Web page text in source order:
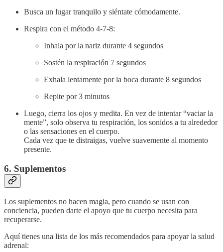
Busca un lugar tranquilo y siéntate cómodamente.
Respira con el método 4-7-8:
Inhala por la nariz durante 4 segundos
Sostén la respiración 7 segundos
Exhala lentamente por la boca durante 8 segundos
Repite por 3 minutos
Luego, cierra los ojos y medita. En vez de intentar “vaciar la
mente”, solo observa tu respiración, los sonidos a tu alrededor
o las sensaciones en el cuerpo.
Cada vez que te distraigas, vuelve suavemente al momento
presente.
6. Suplementos
Los suplementos no hacen magia, pero cuando se usan con
conciencia, pueden darte el apoyo que tu cuerpo necesita para
recuperarse.
Aquí tienes una lista de los más recomendados para apoyar la salud
adrenal: